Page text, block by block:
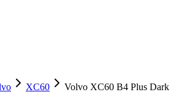
XC60 Volvo XC60 B4 Plus Dark